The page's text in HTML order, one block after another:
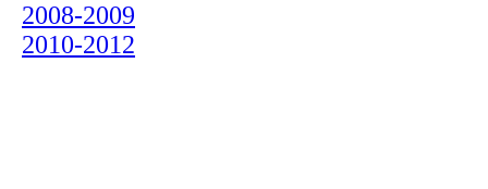
2008-2009
2010-2012